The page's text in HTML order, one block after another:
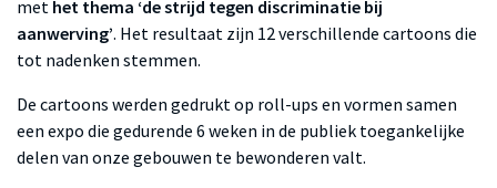
met het thema ‘de strijd tegen discriminatie bij
aanwerving’. Het resultaat zijn 12 verschillende cartoons die
tot nadenken stemmen.
De cartoons werden gedrukt op roll-ups en vormen samen
een expo die gedurende 6 weken in de publiek toegankelijke
delen van onze gebouwen te bewonderen valt.